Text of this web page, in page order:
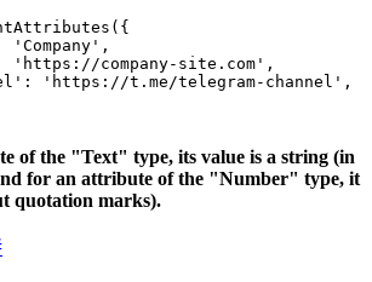
'Company',
'https://company-site.com',
'https://t.me/telegram-channel',
of the "Text" type, its value is a string (in
for an attribute of the "Number" type, it
quotation marks).